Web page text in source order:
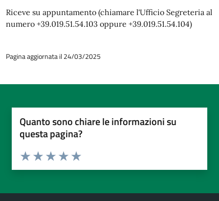
Riceve su appuntamento (chiamare l'Ufficio Segreteria al
numero +39.019.51.54.103 oppure +39.019.51.54.104)
Pagina aggiornata il 24/03/2025
Quanto sono chiare le informazioni su
questa pagina?
Valuta da 1 a 5 stelle la pagina
Valuta 5 stelle su 5
Valuta 4 stelle su 5
Valuta 3 stelle su 5
Valuta 2 stelle su 5
Valuta 1 stelle su 5